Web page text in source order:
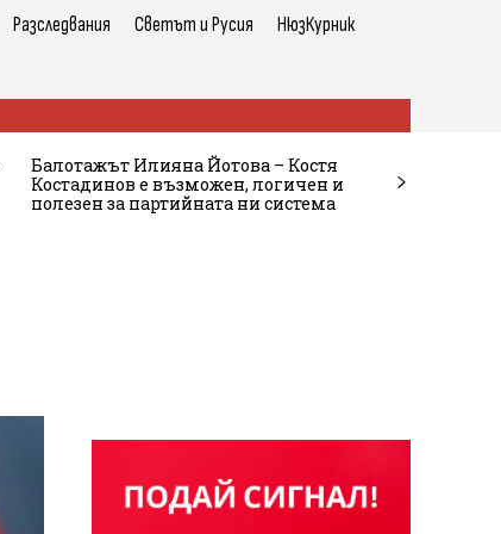
Разследвания Светът и Русия НюзКурник
Балотажът Илияна Йотова – Костя
Костадинов е възможен, логичен и
полезен за партийната ни система